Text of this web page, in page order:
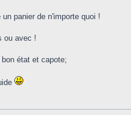
un panier de n'importe quoi !
ou avec !
état et capote;